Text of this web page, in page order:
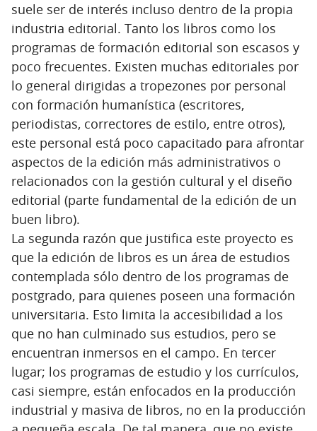
suele ser de interés incluso dentro de la propia
industria editorial. Tanto los libros como los
programas de formación editorial son escasos y
poco frecuentes. Existen muchas editoriales por
lo general dirigidas a tropezones por personal
con formación humanística (escritores,
periodistas, correctores de estilo, entre otros),
este personal está poco capacitado para afrontar
aspectos de la edición más administrativos o
relacionados con la gestión cultural y el diseño
editorial (parte fundamental de la edición de un
buen libro).
La segunda razón que justifica este proyecto es
que la edición de libros es un área de estudios
contemplada sólo dentro de los programas de
postgrado, para quienes poseen una formación
universitaria. Esto limita la accesibilidad a los
que no han culminado sus estudios, pero se
encuentran inmersos en el campo. En tercer
lugar; los programas de estudio y los currículos,
casi siempre, están enfocados en la producción
industrial y masiva de libros, no en la producción